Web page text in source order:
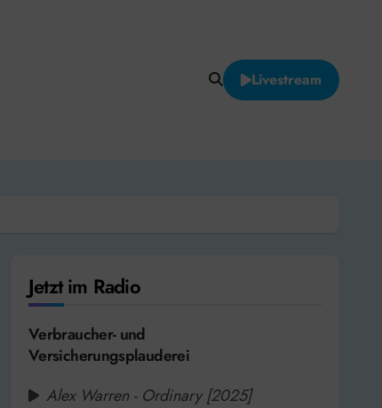
Livestream
Jetzt im Radio
Verbraucher- und
Versicherungsplauderei
Alex Warren - Ordinary [2025]